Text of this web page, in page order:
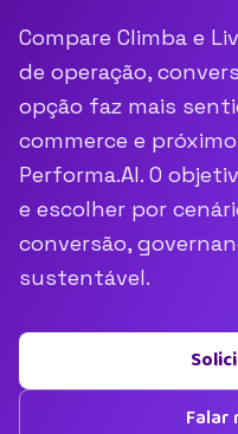
Compare Climba e
de operação,
opção faz mais
commerce e
Performa.AI. O
e escolher por
conversão,
sustentável.
Falar